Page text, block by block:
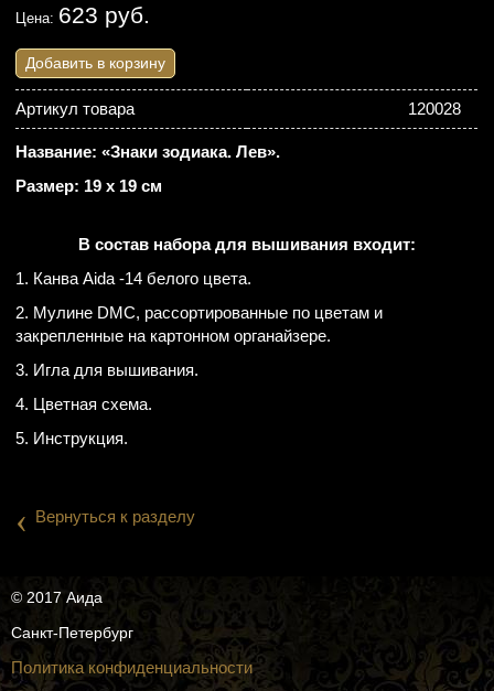
Цена: 623 руб.
Добавить в корзину
Артикул товара 120028
Название: «Знаки зодиака. Лев».
Размер: 19 х 19 см
В состав набора для вышивания входит:
1. Канва Aida -14 белого цвета.
2. Мулине DMC, рассортированные по цветам и
закрепленные на картонном органайзере.
3. Игла для вышивания.
4. Цветная схема.
5. Инструкция.
‹ Вернуться к разделу
© 2017 Аида
Санкт-Петербург
Политика конфиденциальности